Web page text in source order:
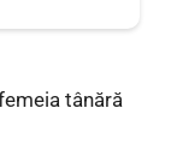
tânără